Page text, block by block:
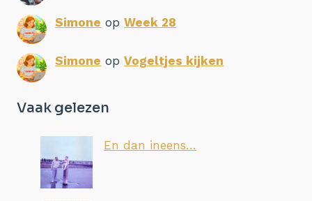
Simone opWeek 28
Simone opVogeltjes kijken
Vaak gelezen
En dan ineens…